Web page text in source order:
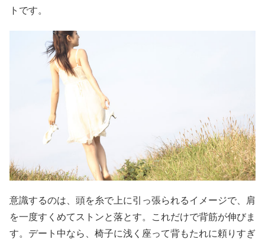
トです。
意識するのは、頭を糸で上に引っ張られるイメージで、肩
を一度すくめてストンと落とす。これだけで背筋が伸びま
す。デート中なら、椅子に浅く座って背もたれに頼りすぎ